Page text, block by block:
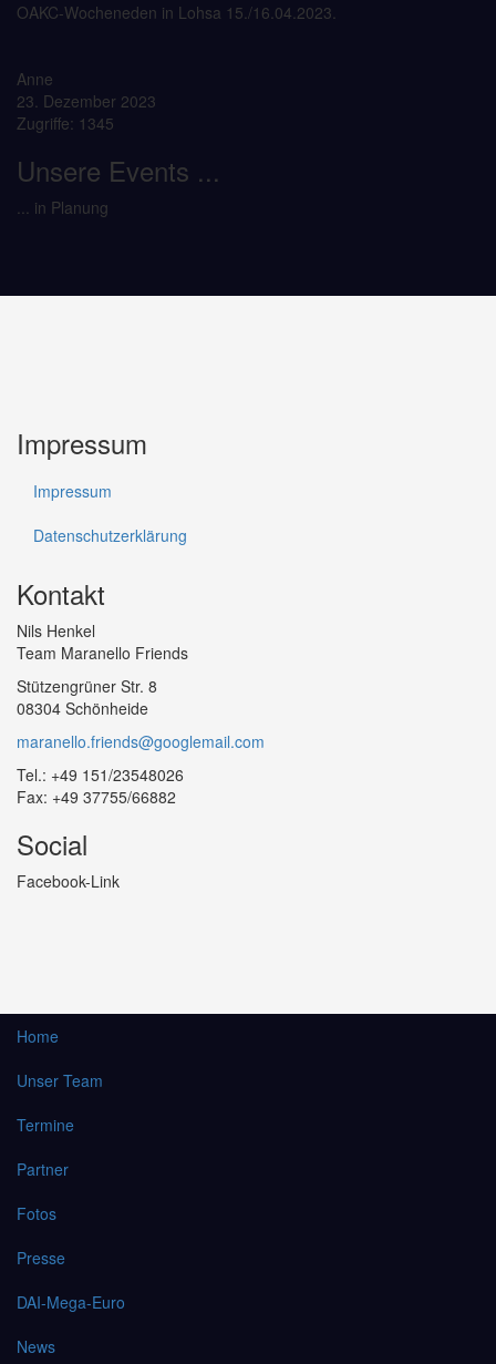
OAKC-Wocheneden in Lohsa 15./16.04.2023.
Anne
23. Dezember 2023
Zugriffe: 1345
Unsere Events ...
... in Planung
Impressum
Impressum
Datenschutzerklärung
Kontakt
Nils Henkel
Team Maranello Friends
Stützengrüner Str. 8
08304 Schönheide
maranello.friends@googlemail.com
Tel.: +49 151/23548026
Fax: +49 37755/66882
Social
Facebook-Link
Home
Unser Team
Termine
Partner
Fotos
Presse
DAI-Mega-Euro
News